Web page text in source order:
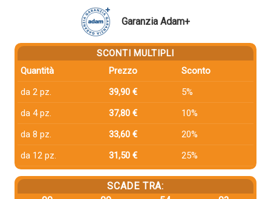
Garanzia Adam+
SCONTI MULTIPLI
Quantità
Prezzo
Sconto
da 2 pz.
39,90 €
5%
da 4 pz.
37,80 €
10%
da 8 pz.
33,60 €
20%
da 12 pz.
31,50 € 25%
SCADE TRA: